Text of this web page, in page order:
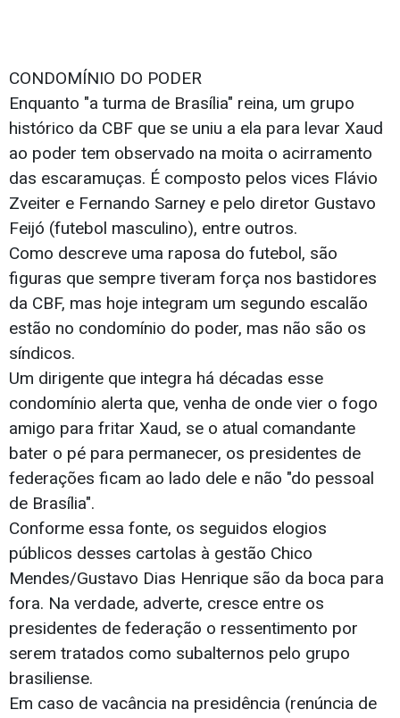
CONDOMÍNIO DO PODER
Enquanto "a turma de Brasília" reina, um grupo
histórico da CBF que se uniu a ela para levar Xaud
ao poder tem observado na moita o acirramento
das escaramuças. É composto pelos vices Flávio
Zveiter e Fernando Sarney e pelo diretor Gustavo
Feijó (futebol masculino), entre outros.
Como descreve uma raposa do futebol, são
figuras que sempre tiveram força nos bastidores
da CBF, mas hoje integram um segundo escalão
estão no condomínio do poder, mas não são os
síndicos.
Um dirigente que integra há décadas esse
condomínio alerta que, venha de onde vier o fogo
amigo para fritar Xaud, se o atual comandante
bater o pé para permanecer, os presidentes de
federações ficam ao lado dele e não "do pessoal
de Brasília".
Conforme essa fonte, os seguidos elogios
públicos desses cartolas à gestão Chico
Mendes/Gustavo Dias Henrique são da boca para
fora. Na verdade, adverte, cresce entre os
presidentes de federação o ressentimento por
serem tratados como subalternos pelo grupo
brasiliense.
Em caso de vacância na presidência (renúncia de